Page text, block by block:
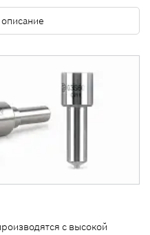
с высокой